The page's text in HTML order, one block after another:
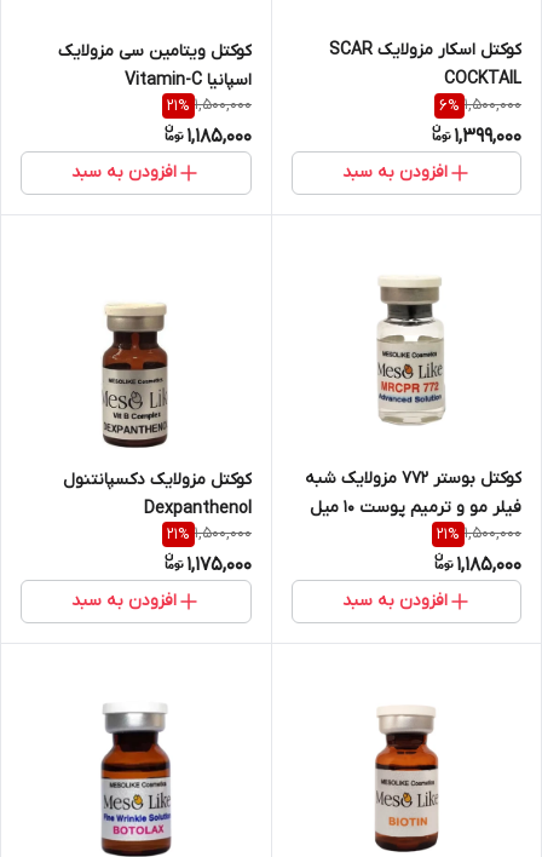
کوکتل اسکار مزولایک SCAR
COCKTAIL
1,500,000
6%
1,399,000
افزودن به سبد
کوکتل ویتامین سی مزولایک
اسپانیا Vitamin-C
1,500,000
21%
1,185,000
افزودن به سبد
کوکتل بوستر ۷۷۲ مزولایک شبه
فیلر مو و ترمیم پوست ۱۰ میل
MNCPR Booster
1,500,000
21%
1,185,000
افزودن به سبد
کوکتل مزولایک دکسپانتنول
Dexpanthenol
1,500,000
21%
1,175,000
افزودن به سبد